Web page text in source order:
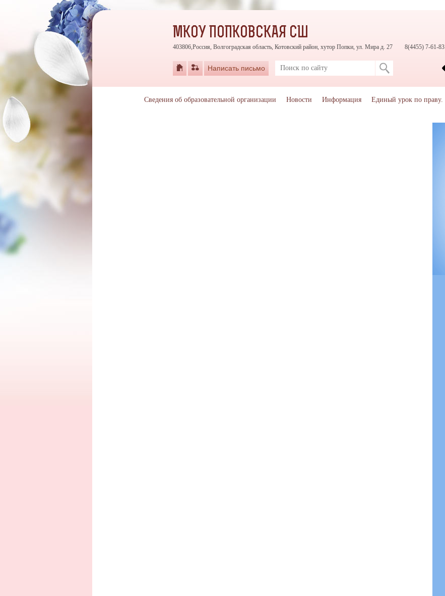
МКОУ ПОПКОВСКАЯ СШ
403806,Россия, Волгоградская область, Котовский район, хутор Попки, ул. Мира д. 27 8(4455) 7-61-83
Написать письмо
Сведения об образовательной организации Новости Информация Единый урок по праву.